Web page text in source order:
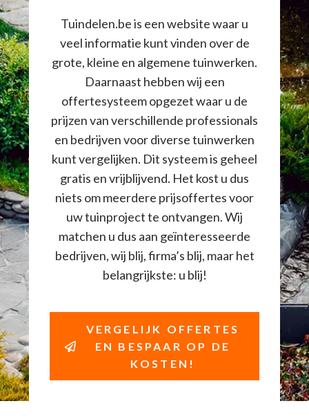
Tuindelen.be is een website waar u
veel informatie kunt vinden over de
grote, kleine en algemene tuinwerken.
Daarnaast hebben wij een
offertesysteem opgezet waar u de
prijzen van verschillende professionals
en bedrijven voor diverse tuinwerken
kunt vergelijken. Dit systeem is geheel
gratis en vrijblijvend. Het kost u dus
niets om meerdere prijsoffertes voor
uw tuinproject te ontvangen. Wij
matchen u dus aan geïnteresseerde
bedrijven, wij blij, firma’s blij, maar het
belangrijkste: u blij!
VERGELIJK OFFERTES
EN BESPAAR OP DE
KOSTEN!